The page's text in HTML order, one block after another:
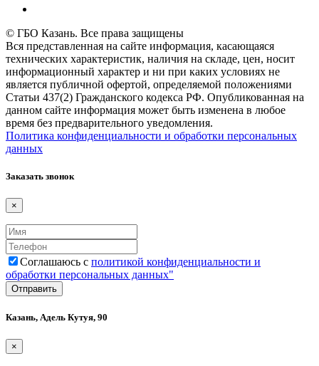
© ГБО Казань. Все права защищены
Вся представленная на сайте информация, касающаяся
технических характеристик, наличия на складе, цен, носит
информационный характер и ни при каких условиях не
является публичной офертой, определяемой положениями
Статьи 437(2) Гражданского кодекса РФ. Опубликованная на
данном сайте информация может быть изменена в любое
время без предварительного уведомления.
Политика конфиденциальности и обработки персональных
данных
Заказать звонок
×
Соглашаюсь с политикой конфиденциальности и
обработки персональных данных"
Казань, Адель Кутуя, 90
×